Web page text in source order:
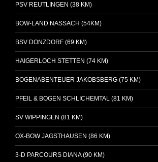
PSV REUTLINGEN (38 KM)
BOW-LAND NASSACH (54KM)
BSV DONZDORF (69 KM)
HAIGERLOCH STETTEN (74 KM)
BOGENABENTEUER JAKOBSBERG (75 KM)
PFEIL & BOGEN SCHLICHEMTAL (81 KM)
SV WIPPINGEN (81 KM)
OX-BOW JAGSTHAUSEN (86 KM)
3-D PARCOURS DIANA (90 KM)